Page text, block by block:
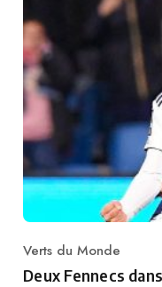
Category
Verts du Monde
Deux Fennecs